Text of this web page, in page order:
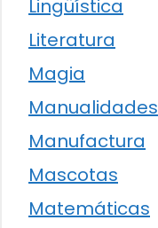
Lingüística
Literatura
Magia
Manualidades
Manufactura
Mascotas
Matemáticas